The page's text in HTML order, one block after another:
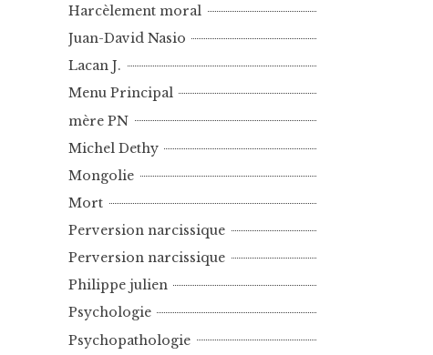
Harcèlement moral
Juan-David Nasio
Lacan J.
Menu Principal
mère PN
Michel Dethy
Mongolie
Mort
Perversion narcissique
Perversion narcissique
Philippe julien
Psychologie
Psychopathologie